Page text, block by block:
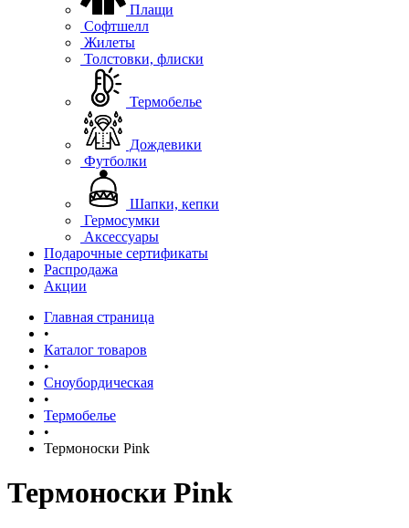
Плащи
Софтшелл
Жилеты
Толстовки, флиски
Термобелье
Дождевики
Футболки
Шапки, кепки
Гермосумки
Аксессуары
Подарочные сертификаты
Распродажа
Акции
Главная страница
•
Каталог товаров
•
Сноубордическая
•
Термобелье
•
Термоноски Pink
Термоноски Pink